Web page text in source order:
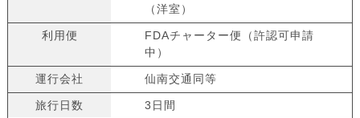
（洋室）
利用便
FDAチャーター便（許認可申請
中）
運行会社 仙南交通同等
旅行日数 3日間